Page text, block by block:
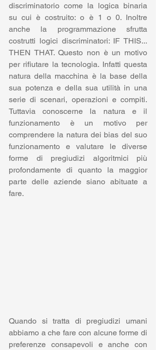
discriminatorio come la logica binaria
su cui è costruito: o è 1 o 0. Inoltre
anche la programmazione sfrutta
costrutti logici discriminatori: IF THIS...
THEN THAT. Questo non è un motivo
per rifiutare la tecnologia. Infatti questa
natura della macchina è la base della
sua potenza e della sua utilità in una
serie di scenari, operazioni e compiti.
Tuttavia conoscerne la natura e il
funzionamento è un motivo per
comprendere la natura dei bias del suo
funzionamento e valutare le diverse
forme di pregiudizi algoritmici più
profondamente di quanto la maggior
parte delle aziende siano abituate a
fare.
Quando si tratta di pregiudizi umani
abbiamo a che fare con alcune forme di
preferenze consapevoli e anche con